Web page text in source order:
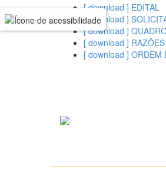
[ download ] EDITAL
[ download ]
[ download ]
[ download ]
[ download ] ORDEM